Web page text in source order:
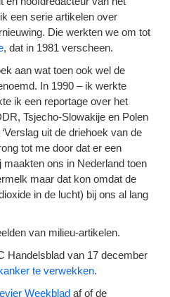
een serie artikelen over
Die werkten we om tot
, dat in 1981 verscheen.
aan wat toen ook wel de
In 1990 – ik werkte
ik een reportage over het
Tsjecho-Slowakije en Polen
‘Verslag uit de driehoek van de
tot me door dat er een
ons in Nederland toen
maar dat kon omdat de
in de lucht) bij ons al lang
van milieu-artikelen.
Handelsblad van 17 december
te verwekken.
Weekblad af of de